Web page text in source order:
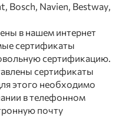
Bosch, Navien, Bestway,
в нашем интернет
сертификаты
сертификацию.
сертификаты
этого необходимо
в телефонном
почту